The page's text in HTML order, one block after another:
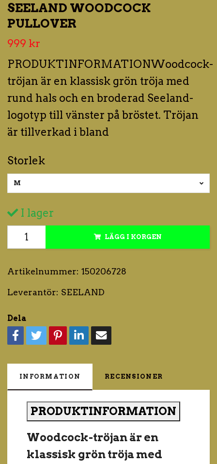
SEELAND WOODCOCK
PULLOVER
999 kr
PRODUKTINFORMATIONWoodcock-
tröjan är en klassisk grön tröja med
rund hals och en broderad Seeland-
logotyp till vänster på bröstet. Tröjan
är tillverkad i bland
Storlek
M
I lager
LÄGG I KORGEN
Artikelnummer: 150206728
Leverantör: SEELAND
Dela
INFORMATION RECENSIONER
PRODUKTINFORMATION
Woodcock-tröjan är en
klassisk grön tröja med